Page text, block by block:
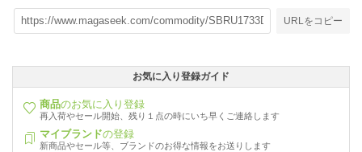
URLをコピー
お気に入り登録ガイド
商品のお気に入り登録
再入荷やセール開始、残り１点の時にいち早くご連絡します
マイブランドの登録
新商品やセール等、ブランドのお得な情報をお送りします